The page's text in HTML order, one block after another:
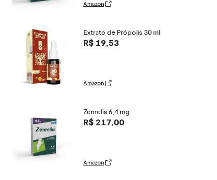
Amazon
Extrato de Própolis 30 ml
R$ 19,53
Amazon
Zenrelia 6,4 mg
R$ 217,00
Amazon